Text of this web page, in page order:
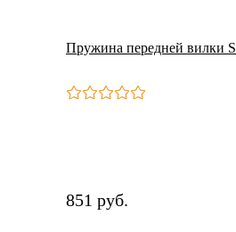
Пружина передней вилки
851 руб.